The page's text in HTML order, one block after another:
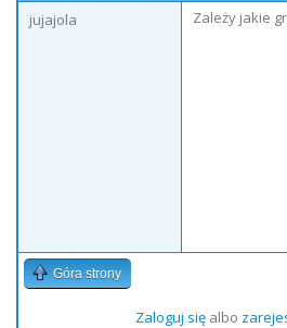
jujajola
Zależy jakie
Góra strony
Zaloguj sięalbo